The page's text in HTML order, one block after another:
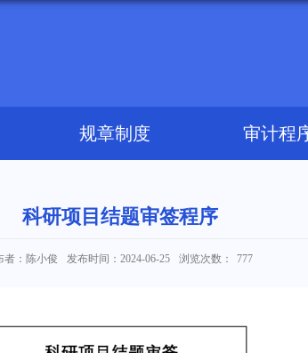
规章制度 审计程
科研项目结题审签程序
者：陈小俊 发布时间：2024-06-25 浏览次数： 777